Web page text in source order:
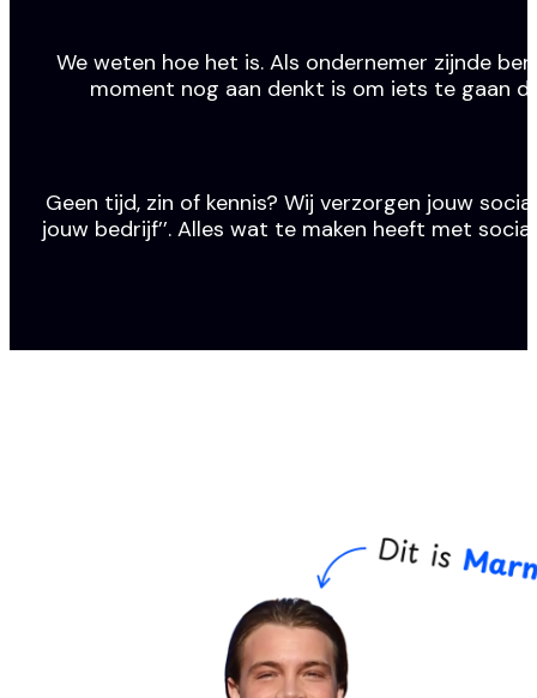
We weten hoe het is. Als ondernemer zijnde
moment nog aan denkt is om iets te gaan
Geen tijd, zin of kennis? Wij verzorgen jouw
jouw bedrijf’’. Alles wat te maken heeft met